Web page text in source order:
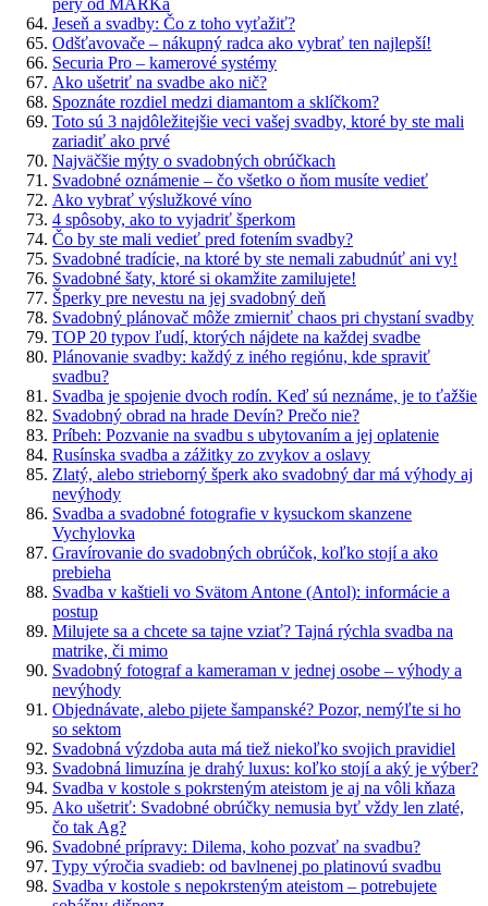
pery od MARKa
Jeseň a svadby: Čo z toho vyťažiť?
Odšťavovače – nákupný radca ako vybrať ten najlepší!
Securia Pro – kamerové systémy
Ako ušetriť na svadbe ako nič?
Spoznáte rozdiel medzi diamantom a sklíčkom?
Toto sú 3 najdôležitejšie veci vašej svadby, ktoré by ste mali
zariadiť ako prvé
Najväčšie mýty o svadobných obrúčkach
Svadobné oznámenie – čo všetko o ňom musíte vedieť
Ako vybrať výslužkové víno
4 spôsoby, ako to vyjadriť šperkom
Čo by ste mali vedieť pred fotením svadby?
Svadobné tradície, na ktoré by ste nemali zabudnúť ani vy!
Svadobné šaty, ktoré si okamžite zamilujete!
Šperky pre nevestu na jej svadobný deň
Svadobný plánovač môže zmierniť chaos pri chystaní svadby
TOP 20 typov ľudí, ktorých nájdete na každej svadbe
Plánovanie svadby: každý z iného regiónu, kde spraviť
svadbu?
Svadba je spojenie dvoch rodín. Keď sú neznáme, je to ťažšie
Svadobný obrad na hrade Devín? Prečo nie?
Príbeh: Pozvanie na svadbu s ubytovaním a jej oplatenie
Rusínska svadba a zážitky zo zvykov a oslavy
Zlatý, alebo strieborný šperk ako svadobný dar má výhody aj
nevýhody
Svadba a svadobné fotografie v kysuckom skanzene
Vychylovka
Gravírovanie do svadobných obrúčok, koľko stojí a ako
prebieha
Svadba v kaštieli vo Svätom Antone (Antol): informácie a
postup
Milujete sa a chcete sa tajne vziať? Tajná rýchla svadba na
matrike, či mimo
Svadobný fotograf a kameraman v jednej osobe – výhody a
nevýhody
Objednávate, alebo pijete šampanské? Pozor, nemýľte si ho
so sektom
Svadobná výzdoba auta má tiež niekoľko svojich pravidiel
Svadobná limuzína je drahý luxus: koľko stojí a aký je výber?
Svadba v kostole s pokrsteným ateistom je aj na vôli kňaza
Ako ušetriť: Svadobné obrúčky nemusia byť vždy len zlaté,
čo tak Ag?
Svadobné prípravy: Dilema, koho pozvať na svadbu?
Typy výročia svadieb: od bavlnenej po platinovú svadbu
Svadba v kostole s nepokrsteným ateistom – potrebujete